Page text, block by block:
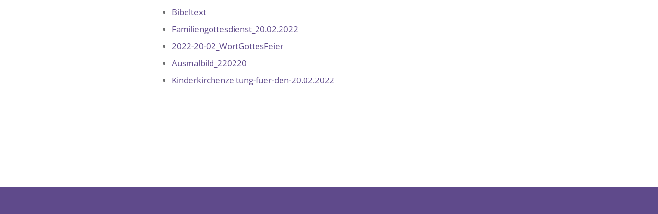
Bibeltext
Familiengottesdienst_20.02.2022
2022-20-02_WortGottesFeier
Ausmalbild_220220
Kinderkirchenzeitung-fuer-den-20.02.2022